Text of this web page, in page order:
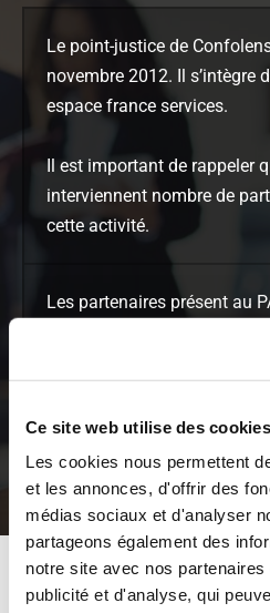
Ce site web utilise des cookies.
Les cookies nous permettent
et les annonces, d'offrir des
médias sociaux et d'analyser
partageons également des
notre site avec nos
publicité et d'analyse, qui
Le point-justice de
novembre 2012. Il s’intègre
espace france services.
Il est important de rappeler
interviennent nombre de
cette activité.
Les partenaires présent au
Inspection de Travail / Udaf
Député de la Charente
Point-Justice de la